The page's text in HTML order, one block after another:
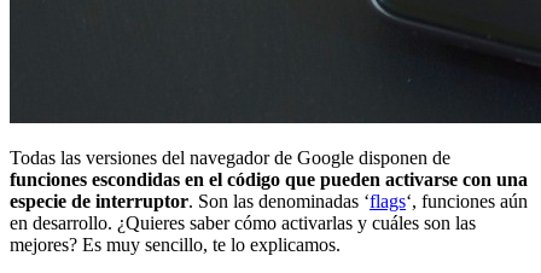
Todas las versiones del navegador de Google disponen de
funciones escondidas en el código que pueden activarse con una
especie de interruptor. Son las denominadas ‘flags‘, funciones aún
en desarrollo. ¿Quieres saber cómo activarlas y cuáles son las
mejores? Es muy sencillo, te lo explicamos.